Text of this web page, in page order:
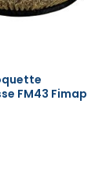
FM43 Fimap